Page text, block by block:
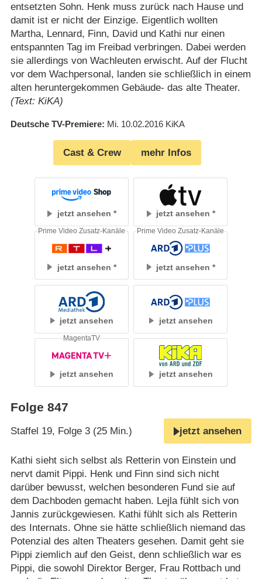
entsetzten Sohn. Henk muss zurück nach Hause und
damit ist er nicht der Einzige. Eigentlich wollten
Martha, Lennard, Finn, David und Kathi nur einen
entspannten Tag im Freibad verbringen. Dabei werden
sie allerdings von Wachleuten erwischt. Auf der Flucht
vor dem Wachpersonal, landen sie schließlich in einem
alten heruntergekommen Gebäude- das alte Theater.
(Text: KiKA)
Deutsche TV-Premiere Mi. 10.02.2016 KiKA
Cast & Crew mehr Infos
jetzt ansehen jetzt ansehen
jetzt ansehen
Prime Video Zusatz-Kanäle
jetzt ansehen
Prime Video Zusatz-Kanäle
jetzt ansehen jetzt ansehen
jetzt ansehen
MagentaTV
jetzt ansehen
Folge 847
Staffel 19, Folge 3 (25 Min.) jetzt ansehen
Kathi sieht sich selbst als Retterin von Einstein und
nervt damit Pippi. Henk und Finn sind sich nicht
darüber bewusst, welchen besonderen Fund sie auf
dem Dachboden gemacht haben. Lejla fühlt sich von
Jannis zurückgewiesen. Kathi fühlt sich als Retterin
des Internats. Ohne sie hätte schließlich niemand das
Potenzial des alten Theaters gesehen. Damit geht sie
Pippi ziemlich auf den Geist, denn schließlich war es
Pippi, die sowohl Direktor Berger, Frau Rottbach und